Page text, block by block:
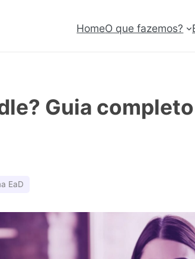
HomeO que fazemos?
Guia
EaD